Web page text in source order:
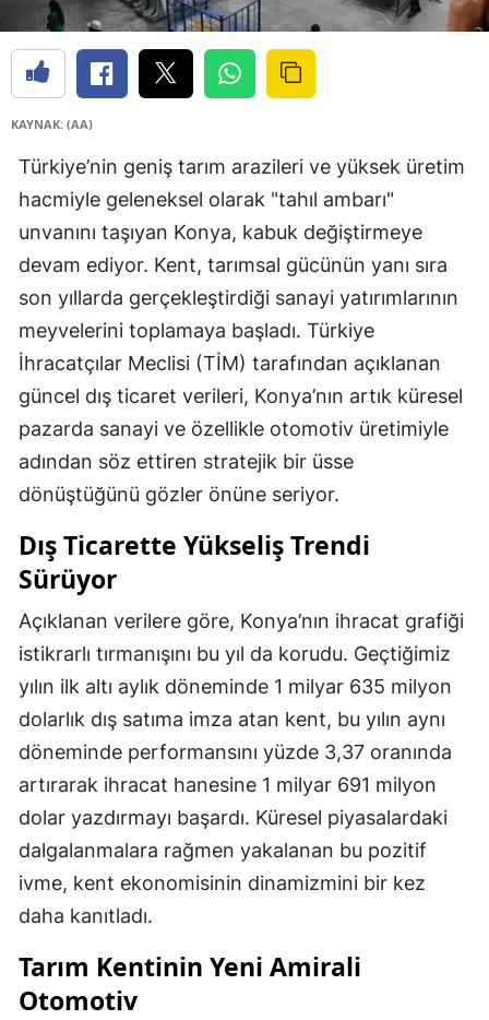
KAYNAK: (AA)
Türkiye’nin geniş tarım arazileri ve yüksek üretim
hacmiyle geleneksel olarak "tahıl ambarı"
unvanını taşıyan Konya, kabuk değiştirmeye
devam ediyor. Kent, tarımsal gücünün yanı sıra
son yıllarda gerçekleştirdiği sanayi yatırımlarının
meyvelerini toplamaya başladı. Türkiye
İhracatçılar Meclisi (TİM) tarafından açıklanan
güncel dış ticaret verileri, Konya’nın artık küresel
pazarda sanayi ve özellikle otomotiv üretimiyle
adından söz ettiren stratejik bir üsse
dönüştüğünü gözler önüne seriyor.
Dış Ticarette Yükseliş Trendi
Sürüyor
Açıklanan verilere göre, Konya’nın ihracat grafiği
istikrarlı tırmanışını bu yıl da korudu. Geçtiğimiz
yılın ilk altı aylık döneminde 1 milyar 635 milyon
dolarlık dış satıma imza atan kent, bu yılın aynı
döneminde performansını yüzde 3,37 oranında
artırarak ihracat hanesine 1 milyar 691 milyon
dolar yazdırmayı başardı. Küresel piyasalardaki
dalgalanmalara rağmen yakalanan bu pozitif
ivme, kent ekonomisinin dinamizmini bir kez
daha kanıtladı.
Tarım Kentinin Yeni Amirali
Otomotiv